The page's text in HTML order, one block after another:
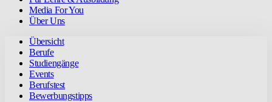
Media For You
Über Uns
Übersicht
Berufe
Studiengänge
Events
Berufstest
Bewerbungstipps